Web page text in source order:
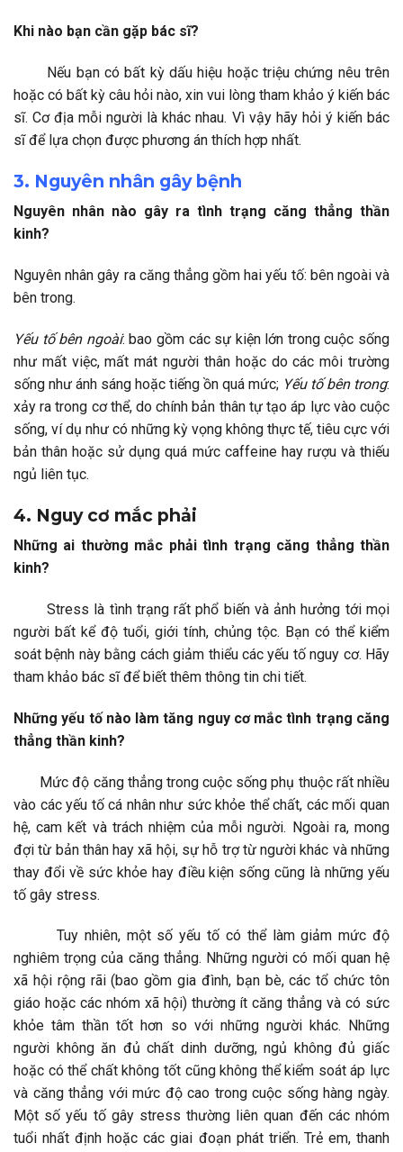
Khi nào bạn cần gặp bác sĩ?
Nếu bạn có bất kỳ dấu hiệu hoặc triệu chứng nêu trên
hoặc có bất kỳ câu hỏi nào, xin vui lòng tham khảo ý kiến bác
sĩ. Cơ địa mỗi người là khác nhau. Vì vậy hãy hỏi ý kiến bác
sĩ để lựa chọn được phương án thích hợp nhất.
3. Nguyên nhân gây bệnh
Nguyên nhân nào gây ra tình trạng căng thẳng thần
kinh?
Nguyên nhân gây ra căng thẳng gồm hai yếu tố: bên ngoài và
bên trong.
Yếu tố bên ngoài: bao gồm các sự kiện lớn trong cuộc sống
như mất việc, mất mát người thân hoặc do các môi trường
sống như ánh sáng hoặc tiếng ồn quá mức; Yếu tố bên trong:
xảy ra trong cơ thể, do chính bản thân tự tạo áp lực vào cuộc
sống, ví dụ như có những kỳ vọng không thực tế, tiêu cực với
bản thân hoặc sử dụng quá mức caffeine hay rượu và thiếu
ngủ liên tục.
4. Nguy cơ mắc phải
Những ai thường mắc phải tình trạng căng thẳng thần
kinh?
Stress là tình trạng rất phổ biến và ảnh hưởng tới mọi
người bất kể độ tuổi, giới tính, chủng tộc. Bạn có thể kiểm
soát bệnh này bằng cách giảm thiểu các yếu tố nguy cơ. Hãy
tham khảo bác sĩ để biết thêm thông tin chi tiết.
Những yếu tố nào làm tăng nguy cơ mắc tình trạng căng
thẳng thần kinh?
Mức độ căng thẳng trong cuộc sống phụ thuộc rất nhiều
vào các yếu tố cá nhân như sức khỏe thể chất, các mối quan
hệ, cam kết và trách nhiệm của mỗi người. Ngoài ra, mong
đợi từ bản thân hay xã hội, sự hỗ trợ từ người khác và những
thay đổi về sức khỏe hay điều kiện sống cũng là những yếu
tố gây stress.
Tuy nhiên, một số yếu tố có thể làm giảm mức độ
nghiêm trọng của căng thẳng. Những người có mối quan hệ
xã hội rộng rãi (bao gồm gia đình, bạn bè, các tổ chức tôn
giáo hoặc các nhóm xã hội) thường ít căng thẳng và có sức
khỏe tâm thần tốt hơn so với những người khác. Những
người không ăn đủ chất dinh dưỡng, ngủ không đủ giấc
hoặc có thể chất không tốt cũng không thể kiểm soát áp lực
và căng thẳng với mức độ cao trong cuộc sống hàng ngày.
Một số yếu tố gây stress thường liên quan đến các nhóm
tuổi nhất định hoặc các giai đoạn phát triển. Trẻ em, thanh